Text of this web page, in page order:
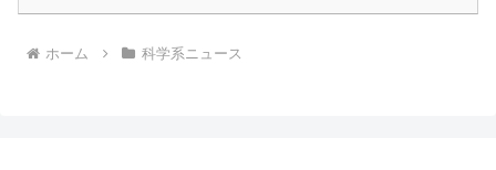
ホーム 科学系ニュース